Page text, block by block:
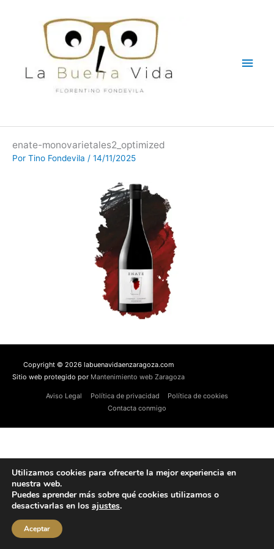
enate-monovarietales2_optimized
Por Tino Fondevila / 14/11/2025
Copyright © 2026 labuenavidaenzaragoza.com
Sitio web protegido por Mantenimiento web Zaragoza
Aviso Legal Política de privacidad
Política de cookies
Contacta conmigo
Utilizamos cookies para ofrecerte la mejor experiencia en
nuestra web.
Puedes aprender más sobre qué cookies utilizamos o
desactivarlas en los ajustes.
Aceptar